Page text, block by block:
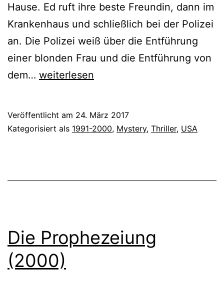
Hause. Ed ruft ihre beste Freundin, dann im
Krankenhaus und schließlich bei der Polizei
an. Die Polizei weiß über die Entführung
einer blonden Frau und die Entführung von
dem… Chasing
weiterlesen
Veröffentlicht am 24. März 2017
Kategorisiert als 1991-2000, Mystery, Thriller, USA
Die Prophezeiung
(2000)